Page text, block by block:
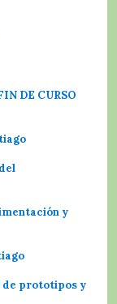
DE CURSO
y
de prototipos y